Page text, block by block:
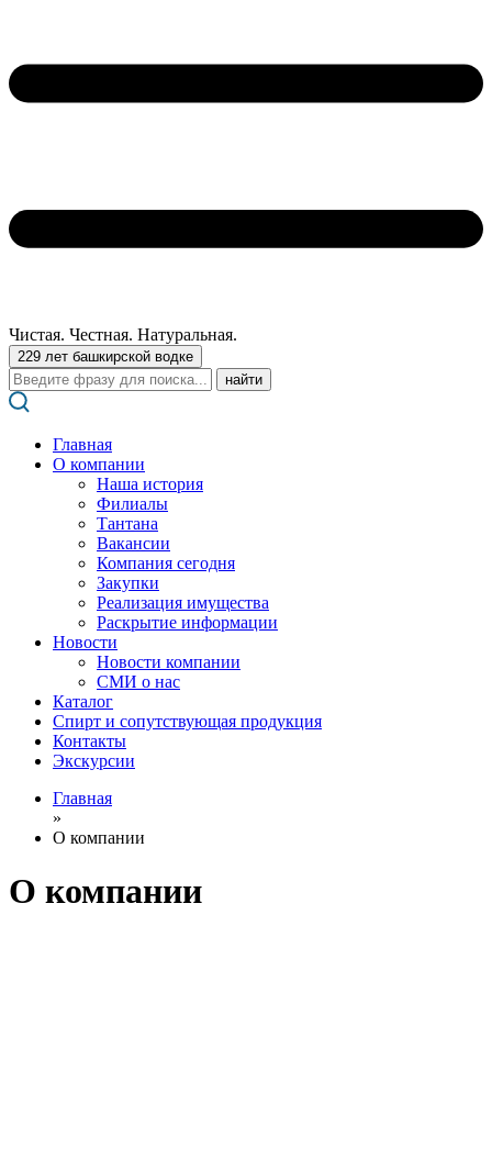
Чистая. Честная. Натуральная.
229 лет башкирской водке
Поиск:
Главная
О компании
Наша история
Филиалы
Тантана
Вакансии
Компания сегодня
Закупки
Реализация имущества
Раскрытие информации
Новости
Новости компании
СМИ о нас
Каталог
Спирт и сопутствующая продукция
Контакты
Экскурсии
Главная
»
О компании
О компании